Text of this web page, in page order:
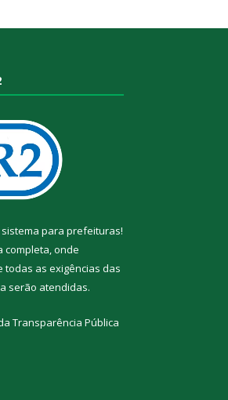
sistema para prefeituras!
completa, onde
todas as exigências das
serão atendidas.
Transparência Pública